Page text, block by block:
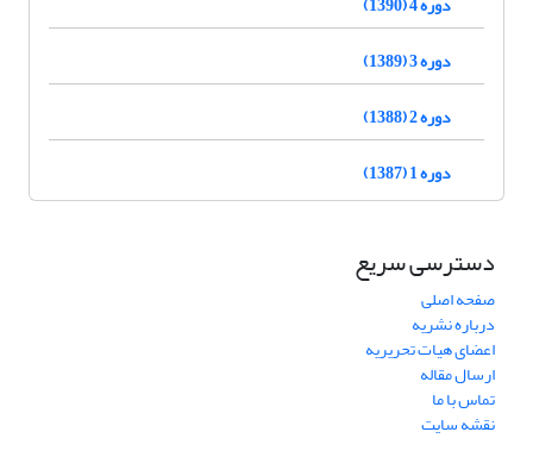
دوره 3 (1389)
دوره 2 (1388)
دوره 1 (1387)
دسترسی سریع
صفحه اصلی
درباره نشریه
اعضای هیات تحریریه
ارسال مقاله
تماس با ما
نقشه سایت